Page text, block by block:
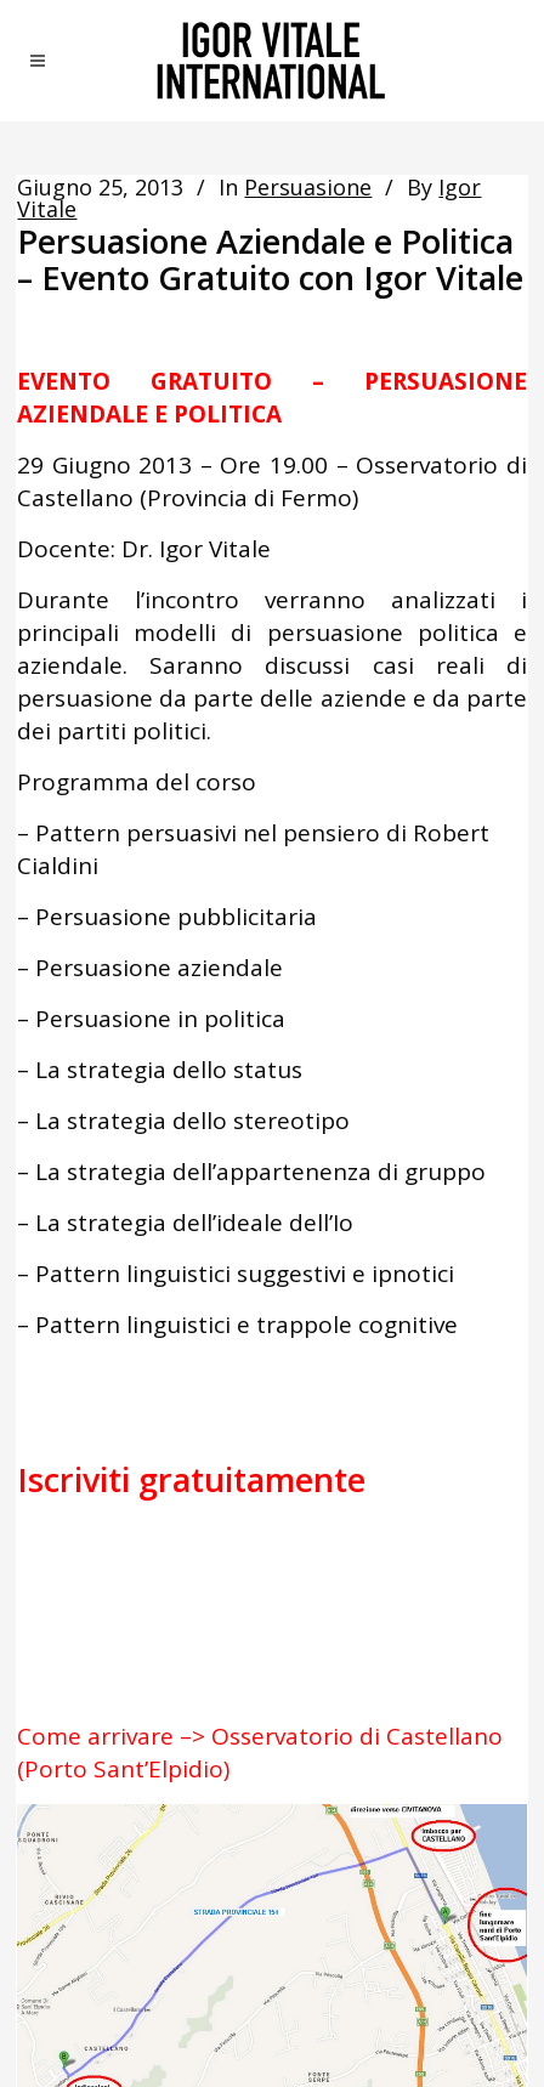
Giugno 25, 2013 In Persuasione By Igor
Vitale
Persuasione Aziendale e Politica
– Evento Gratuito con Igor Vitale
EVENTO GRATUITO – PERSUASIONE
AZIENDALE E POLITICA
29 Giugno 2013 – Ore 19.00 – Osservatorio di
Castellano (Provincia di Fermo)
Docente: Dr. Igor Vitale
Durante l’incontro verranno analizzati i
principali modelli di persuasione politica e
aziendale. Saranno discussi casi reali di
persuasione da parte delle aziende e da parte
dei partiti politici.
Programma del corso
– Pattern persuasivi nel pensiero di Robert
Cialdini
– Persuasione pubblicitaria
– Persuasione aziendale
– Persuasione in politica
– La strategia dello status
– La strategia dello stereotipo
– La strategia dell’appartenenza di gruppo
– La strategia dell’ideale dell’Io
– Pattern linguistici suggestivi e ipnotici
– Pattern linguistici e trappole cognitive
Iscriviti gratuitamente
Come arrivare –> Osservatorio di Castellano
(Porto Sant’Elpidio)